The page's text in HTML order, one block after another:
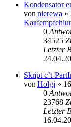
Kondensator
von nierewa »
0
34525
Letzter
Skript c’t-
von Holgi »
0
23768
Letzter